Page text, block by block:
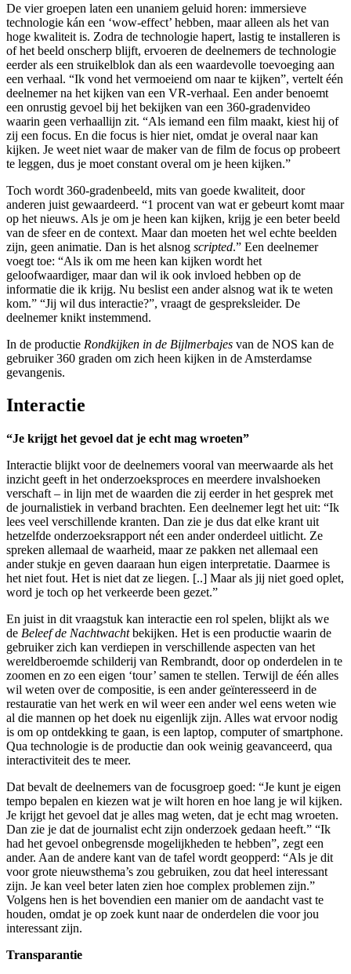
De vier groepen laten een unaniem geluid horen: immersieve
technologie kán een ‘wow-effect’ hebben, maar alleen als het van
hoge kwaliteit is. Zodra de technologie hapert, lastig te installeren is
of het beeld onscherp blijft, ervoeren de deelnemers de technologie
eerder als een struikelblok dan als een waardevolle toevoeging aan
een verhaal. “Ik vond het vermoeiend om naar te kijken”, vertelt één
deelnemer na het kijken van een VR-verhaal. Een ander benoemt
een onrustig gevoel bij het bekijken van een 360-gradenvideo
waarin geen verhaallijn zit. “Als iemand een film maakt, kiest hij of
zij een focus. En die focus is hier niet, omdat je overal naar kan
kijken. Je weet niet waar de maker van de film de focus op probeert
te leggen, dus je moet constant overal om je heen kijken.”
Toch wordt 360-gradenbeeld, mits van goede kwaliteit, door
anderen juist gewaardeerd. “1 procent van wat er gebeurt komt maar
op het nieuws. Als je om je heen kan kijken, krijg je een beter beeld
van de sfeer en de context. Maar dan moeten het wel echte beelden
zijn, geen animatie. Dan is het alsnog scripted.” Een deelnemer
voegt toe: “Als ik om me heen kan kijken wordt het
geloofwaardiger, maar dan wil ik ook invloed hebben op de
informatie die ik krijg. Nu beslist een ander alsnog wat ik te weten
kom.” “Jij wil dus interactie?”, vraagt de gespreksleider. De
deelnemer knikt instemmend.
In de productie Rondkijken in de Bijlmerbajes van de NOS kan de
gebruiker 360 graden om zich heen kijken in de Amsterdamse
gevangenis.
Interactie
“Je krijgt het gevoel dat je echt mag wroeten”
Interactie blijkt voor de deelnemers vooral van meerwaarde als het
inzicht geeft in het onderzoeksproces en meerdere invalshoeken
verschaft – in lijn met de waarden die zij eerder in het gesprek met
de journalistiek in verband brachten. Een deelnemer legt het uit: “Ik
lees veel verschillende kranten. Dan zie je dus dat elke krant uit
hetzelfde onderzoeksrapport nét een ander onderdeel uitlicht. Ze
spreken allemaal de waarheid, maar ze pakken net allemaal een
ander stukje en geven daaraan hun eigen interpretatie. Daarmee is
het niet fout. Het is niet dat ze liegen. [..] Maar als jij niet goed oplet,
word je toch op het verkeerde been gezet.”
En juist in dit vraagstuk kan interactie een rol spelen, blijkt als we
de Beleef de Nachtwachtbekijken. Het is een productie waarin de
gebruiker zich kan verdiepen in verschillende aspecten van het
wereldberoemde schilderij van Rembrandt, door op onderdelen in te
zoomen en zo een eigen ‘tour’ samen te stellen. Terwijl de één alles
wil weten over de compositie, is een ander geïnteresseerd in de
restauratie van het werk en wil weer een ander wel eens weten wie
al die mannen op het doek nu eigenlijk zijn. Alles wat ervoor nodig
is om op ontdekking te gaan, is een laptop, computer of smartphone.
Qua technologie is de productie dan ook weinig geavanceerd, qua
interactiviteit des te meer.
Dat bevalt de deelnemers van de focusgroep goed: “Je kunt je eigen
tempo bepalen en kiezen wat je wilt horen en hoe lang je wil kijken.
Je krijgt het gevoel dat je alles mag weten, dat je echt mag wroeten.
Dan zie je dat de journalist echt zijn onderzoek gedaan heeft.” “Ik
had het gevoel onbegrensde mogelijkheden te hebben”, zegt een
ander. Aan de andere kant van de tafel wordt geopperd: “Als je dit
voor grote nieuwsthema’s zou gebruiken, zou dat heel interessant
zijn. Je kan veel beter laten zien hoe complex problemen zijn.”
Volgens hen is het bovendien een manier om de aandacht vast te
houden, omdat je op zoek kunt naar de onderdelen die voor jou
interessant zijn.
Transparantie